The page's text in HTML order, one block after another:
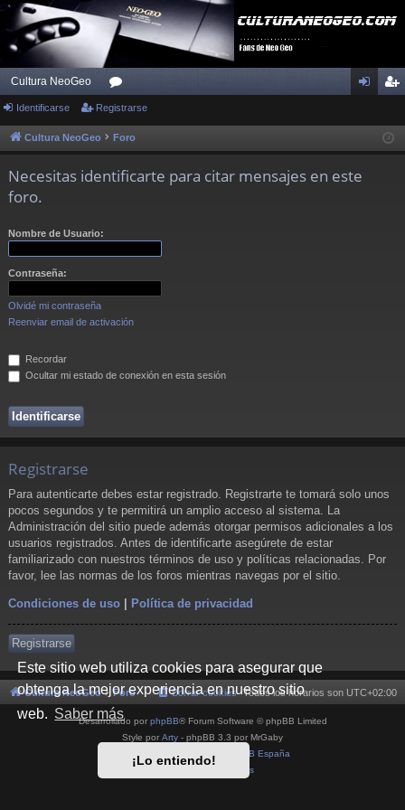
Este sitio web utiliza cookies para asegurar que
obtenga la mejor experiencia en nuestro sitio
web. Saber más
¡Lo entiendo!
Cultura NeoGeo
or
os ist
Identificarse Registrarse
Cultura NeoGeo Foro
Necesitas identificarte para citar mensajes en este
foro.
Nombre de Usuario:
Contraseña:
Olvidé mi contraseña
Reenviar email de activación
Recordar
Ocultar mi estado de conexión en esta sesión
Registrarse
Para autenticarte debes estar registrado. Registrarte te tomará solo unos
pocos segundos y te permitirá un amplio acceso al sistema. La
Administración del sitio puede además otorgar permisos adicionales a los
usuarios registrados. Antes de identificarte asegúrete de estar
familiarizado con nuestros términos de uso y políticas relacionadas. Por
favor, lee las normas de los foros mientras navegas por el sitio.
Condiciones de uso Política de privacidad
Registrarse
Cultura NeoGeo Foro Todos los horarios son UTC+02:00
Borrar cookies
Desarrollado por phpBB® Forum Software © phpBB Limited
Style por Arty - phpBB 3.3 por MrGaby
phpBB España
Condiciones